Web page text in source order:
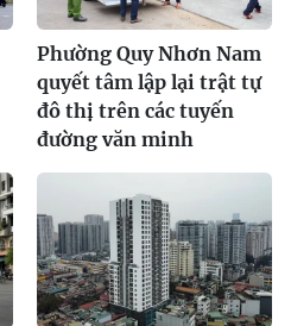
Phường Quy Nhơn Nam
quyết tâm lập lại trật tự
đô thị trên các tuyến
đường văn minh